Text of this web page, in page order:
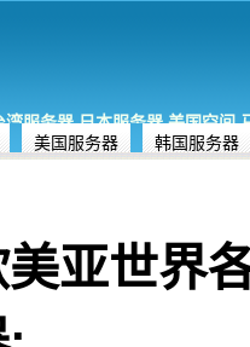
服务器,日本服务器,美国空间
美国服务器
韩国服务器
美亚世界